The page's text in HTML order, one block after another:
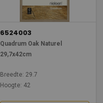
6524003
Quadrum Oak Naturel
29,7x42cm
Breedte: 29.7
Hoogte: 42